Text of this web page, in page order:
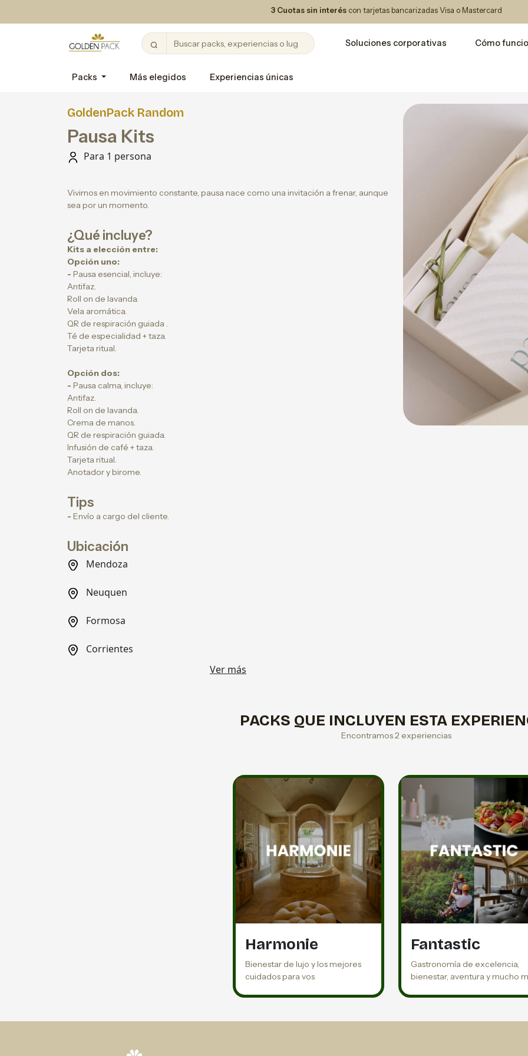
3 Cuotas sin interés con tarjetas bancarizadas Visa o Mastercard
Soluciones corporativas Cómo
Packs Más elegidos Experiencias únicas
GoldenPack Random
Pausa Kits
Para 1 persona
Vivimos en movimiento constante, pausa nace como una invitación a frenar, aunque
sea por un momento.
¿Qué incluye?
Kits a elección entre:
Opción uno:
- Pausa esencial, incluye:
Antifaz.
Roll on de lavanda.
Vela aromática.
QR de respiración guiada .
Té de especialidad + taza.
Tarjeta ritual.
Opción dos:
- Pausa calma, incluye:
Antifaz.
Roll on de lavanda.
Crema de manos.
QR de respiración guiada.
Infusión de café + taza.
Tarjeta ritual.
Anotador y birome.
Tips
- Envío a cargo del cliente.
Ubicación
Mendoza
Neuquen
Formosa
Corrientes
Ver más
Previous
PACKS QUE INCLUYEN ESTA
Encontramos 2 experiencias
Harmonie
Bienestar de lujo y los mejores
cuidados para vos
Fantastic
Gastronomía de excelencia,
bienestar, aventura y mucho